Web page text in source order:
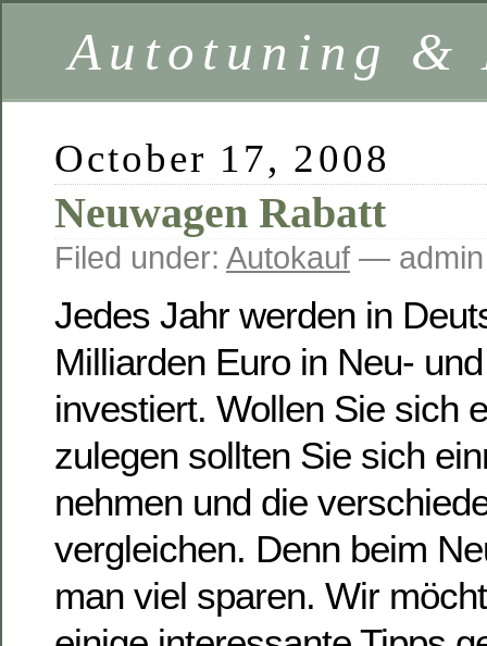
Autotuning &
October 17, 2008
Neuwagen Rabatt
Filed under: Autokauf — admin
Jedes Jahr werden in
Milliarden Euro in Neu-
investiert. Wollen Sie sich
zulegen sollten Sie sich
nehmen und die
vergleichen. Denn beim
man viel sparen. Wir